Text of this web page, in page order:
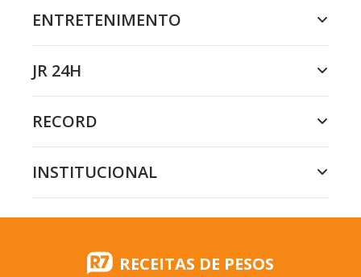
ENTRETENIMENTO
JR 24H
RECORD
INSTITUCIONAL
RECEITAS DE PESOS